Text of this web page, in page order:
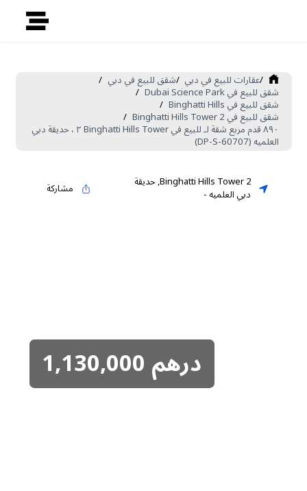
/عقارات للبيع في دبي /شقق للبيع في دبي /
شقق للبيع في Dubai Science Park /
شقق للبيع في Binghatti Hills /
شقق للبيع في Binghatti Hills Tower 2 /
٨٩٠ قدم مربع شقة لـ للبيع في Binghatti Hills Tower ٢ ، حديقة دبي
العلميه (DP-S-60707)
Binghatti Hills Tower 2
,حديقة
دبي العلميه- مشاركة
درهم1,130,000